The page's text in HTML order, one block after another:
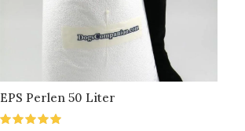
EPS Perlen 50 Liter